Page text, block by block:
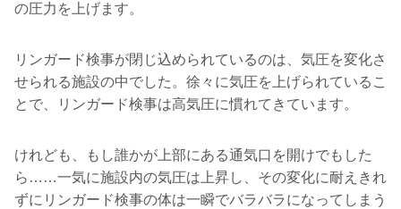
の圧力を上げます。
リンガード検事が閉じ込められているのは、気圧を変化さ
せられる施設の中でした。徐々に気圧を上げられているこ
とで、リンガード検事は高気圧に慣れてきています。
けれども、もし誰かが上部にある通気口を開けでもした
ら……一気に施設内の気圧は上昇し、その変化に耐えきれ
ずにリンガード検事の体は一瞬でバラバラになってしまう